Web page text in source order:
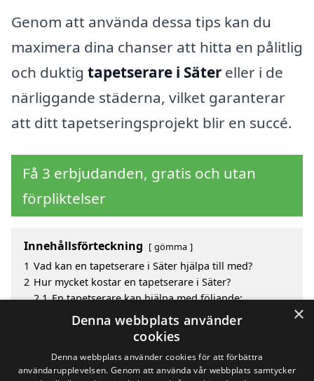
Genom att använda dessa tips kan du
maximera dina chanser att hitta en pålitlig
och duktig tapetserare i Säter eller i de
närliggande städerna, vilket garanterar
att ditt tapetseringsprojekt blir en succé.
Få 3 erbjudanden, gratis och utan
förpliktelser
Innehållsförteckning gömma
1 Vad kan en tapetserare i Säter hjälpa till med?
2 Hur mycket kostar en tapetserare i Säter?
2.1 En tapetserare kan hjälpa med följande:
Fördelar med att välja tapetserare i Säter
Sök efter en skicklig tapetserare i de omgivande
×
Denna webbplats använder
cookies
Denna webbplats använder cookies för att förbättra
användarupplevelsen. Genom att använda vår webbplats samtycker